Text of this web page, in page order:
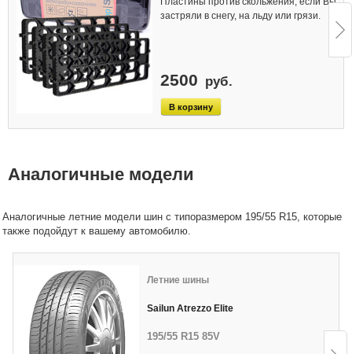
застряли в снегу, на льду или грязи.
2500 руб.
Аналогичные модели
Аналогичные летние модели шин с типоразмером 195/55 R15, которые
также подойдут к вашему автомобилю.
Летние шины
Sailun Atrezzo Elite
195/55 R15 85V